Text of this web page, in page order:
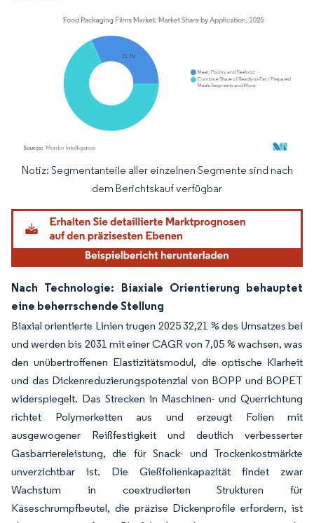
Bild © Mordor Intelligence. Wiederverwendung erfordert Namensnennung
Notiz: Segmentanteile aller einzelnen Segmente sind nach
dem Berichtskauf verfügbar
Nach Technologie: Biaxiale Orientierung behauptet
eine beherrschende Stellung
Biaxial orientierte Linien trugen 2025 32,21 % des Umsatzes bei
und werden bis 2031 mit einer CAGR von 7,05 % wachsen, was
den unübertroffenen Elastizitätsmodul, die optische Klarheit
und das Dickenreduzierungspotenzial von BOPP und BOPET
widerspiegelt. Das Strecken in Maschinen- und Querrichtung
richtet Polymerketten aus und erzeugt Folien mit
ausgewogener Reißfestigkeit und deutlich verbesserter
Gasbarriereleistung, die für Snack- und Trockenkostmärkte
unverzichtbar ist. Die Gießfolienkapazität findet zwar
Wachstum in coextrudierten Strukturen für
Käseschrumpfbeutel, die präzise Dickenprofile erfordern, ist